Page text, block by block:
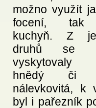
možno využít
focení, tak
kuchyň. Z
druhů se
vyskytovaly
hnědý či
nálevkovitá, k
byl i pařezník